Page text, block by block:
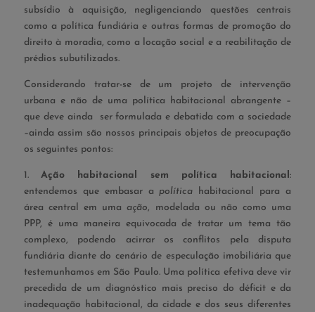
subsídio à aquisição, negligenciando questões centrais
como a política fundiária e outras formas de promoção do
direito à moradia, como a locação social e a reabilitação de
prédios subutilizados.
Considerando tratar-se de um projeto de intervenção
urbana e não de uma política habitacional abrangente –
que deve ainda ser formulada e debatida com a sociedade
–ainda assim são nossos principais objetos de preocupação
os seguintes pontos:
1. Ação habitacional sem política habitacional:
entendemos que embasar apolítica habitacional para a
área central em umaação, modelada ou não como uma
PPP, é uma maneira equivocada de tratar um tema tão
complexo, podendo acirrar os conflitos pela disputa
fundiária diante do cenário de especulação imobiliária que
testemunhamos em São Paulo. Uma política efetiva deve vir
precedida de um diagnóstico mais preciso do déficit e da
inadequação habitacional, da cidade e dos seus diferentes